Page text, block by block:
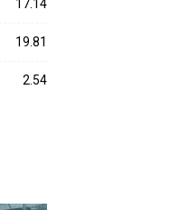
17.14
19.81
2.54